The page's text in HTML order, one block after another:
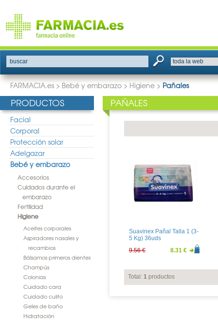
buscar
FARMACIA.es > Bebé y embarazo > Higiene > Pañales
PRODUCTOS
Facial
Corporal
Protección solar
Adelgazar
Bebé y embarazo
Accesorios
Cuidados durante el
embarazo
Fertilidad
Higiene
Aceites corporales
Aspiradores nasales y
recambios
Bálsamos primeros dientes
Champús
Colonias
Cuidado cara
Cuidado culito
Geles de baño
Hidratación
PAÑALES
Suavinex Pañal Talla 1 (3-
5 Kg) 36uds
9.56 €
8.31 €
Total: 1 productos